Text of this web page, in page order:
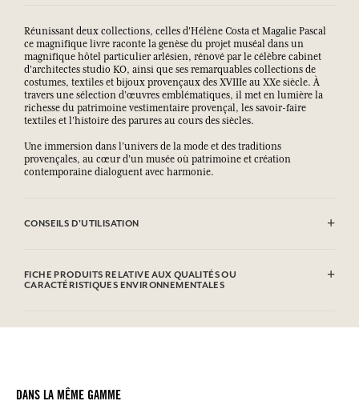
Réunissant deux collections, celles d'Hélène Costa et Magalie Pascal
ce magnifique livre raconte la genèse du projet muséal dans un
magnifique hôtel particulier arlésien, rénové par le célèbre cabinet
d'architectes studio KO, ainsi que ses remarquables collections de
costumes, textiles et bijoux provençaux des XVIIIe au XXe siècle. À
travers une sélection d’œuvres emblématiques, il met en lumière la
richesse du patrimoine vestimentaire provençal, les savoir-faire
textiles et l’histoire des parures au cours des siècles.
Une immersion dans l’univers de la mode et des traditions
provençales, au cœur d’un musée où patrimoine et création
contemporaine dialoguent avec harmonie.
CONSEILS D'UTILISATION
FICHE PRODUITS RELATIVE AUX QUALITÉS OU
CARACTÉRISTIQUES ENVIRONNEMENTALES
DANS LA MÊME GAMME